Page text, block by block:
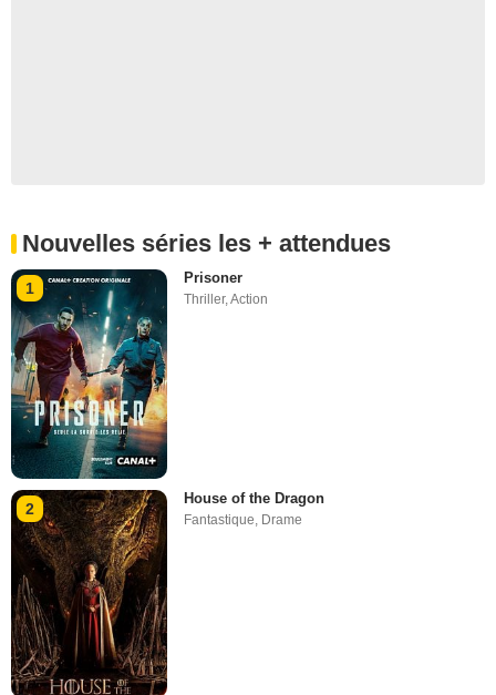
Nouvelles séries les + attendues
1
Prisoner
Thriller,Action
2
House of the Dragon
Fantastique Drame